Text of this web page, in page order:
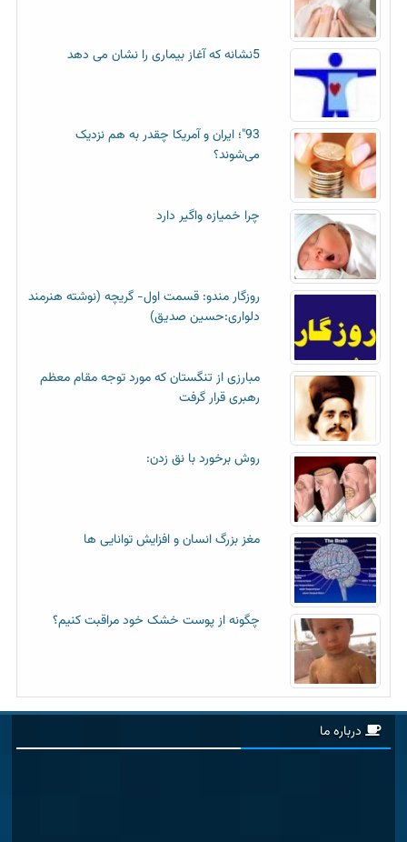
5نشانه که آغاز بیماری را نشان می دهد
93"؛ ایران و آمریکا چقدر به هم نزدیک
می‌شوند؟
چرا خمیازه واگیر دارد
روزگار مندو: قسمت اول- گریچه (نوشته هنرمند
دلواری:حسین صدیق)
مبارزی از تنگستان که مورد توجه مقام معظم
رهبری قرار گرفت
روش برخورد با نق زدن:
مغز بزرگ انسان و افزایش توانایی ها
چگونه از پوست خشک خود مراقبت کنیم؟
درباره ما